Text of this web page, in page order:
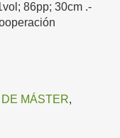
86pp; 30cm .-
MÁSTER,